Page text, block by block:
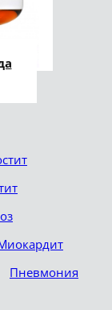
Пневмония